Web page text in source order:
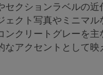
セクションラベルの近
ェクト写真やミニマル
ンクリートグレーを主
なアクセントとして映